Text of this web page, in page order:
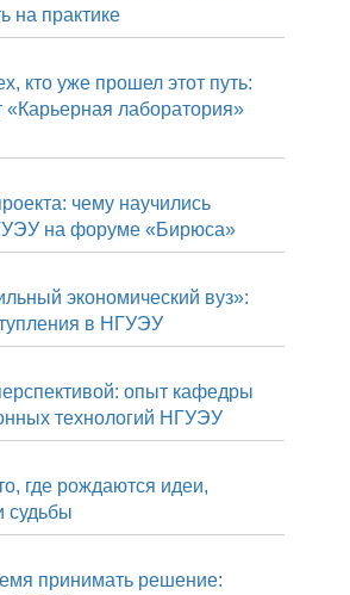
на практике
кто уже прошел этот путь:
«Карьерная лаборатория»
чему научились
на форуме «Бирюса»
экономический вуз»:
в НГУЭУ
опыт кафедры
технологий НГУЭУ
где рождаются идеи,
судьбы
принимать решение: